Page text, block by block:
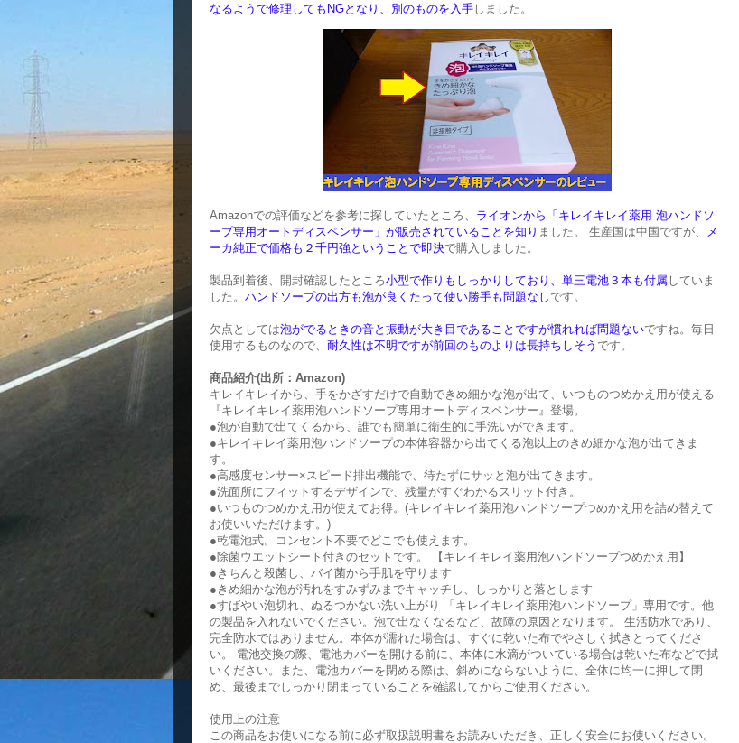
なるようで修理してもNGとなり、別のものを入手しました。
Amazonでの評価などを参考に探していたところ、 ライオンから「キレイキレイ薬用 泡ハンドソ
ープ専用オートディスペンサー」が販売されていることを知り ました。 生産国は中国ですが、
メ
ーカ純正で価格も２千円強ということで即決で購入しました。
製品到着後、開封確認したところ小型で作りもしっかりしており、単三電池３本も付属していま
した。 ハンドソープの出方も泡が良くたって使い勝手も問題なし です。
欠点としては泡がでるときの音と振動が大き目であることですが慣れれば問題ないですね。毎日
使用するものなので、 耐久性は不明ですが前回のものよりは長持ちしそう です。
商品紹介(出所：Amazon)
キレイキレイから、手をかざすだけで自動できめ細かな泡が出て、いつものつめかえ用が使える
『キレイキレイ薬用泡ハンドソープ専用オートディスペンサー』登場。
●泡が自動で出てくるから、誰でも簡単に衛生的に手洗いができます。
●キレイキレイ薬用泡ハンドソープの本体容器から出てくる泡以上のきめ細かな泡が出てきま
す。
●高感度センサー×スピード排出機能で、待たずにサッと泡が出てきます。
●洗面所にフィットするデザインで、残量がすぐわかるスリット付き。
●いつものつめかえ用が使えてお得。(キレイキレイ薬用泡ハンドソープつめかえ用を詰め替えて
お使いいただけます。)
●乾電池式。コンセント不要でどこでも使えます。
●除菌ウエットシート付きのセットです。 【キレイキレイ薬用泡ハンドソープつめかえ用】
●きちんと殺菌し、バイ菌から手肌を守ります
●きめ細かな泡が汚れをすみずみまでキャッチし、しっかりと落とします
●すばやい泡切れ、ぬるつかない洗い上がり 「キレイキレイ薬用泡ハンドソープ」専用です。他
の製品を入れないでください。泡で出なくなるなど、故障の原因となります。 生活防水であり、
完全防水ではありません。本体が濡れた場合は、すぐに乾いた布でやさしく拭きとってくださ
い。 電池交換の際、電池カバーを開ける前に、本体に水滴がついている場合は乾いた布などで拭
いください。また、電池カバーを閉める際は、斜めにならないように、全体に均一に押して閉
め、最後までしっかり閉まっていることを確認してからご使用ください。
使用上の注意
この商品をお使いになる前に必ず取扱説明書をお読みいただき、正しく安全にお使いください。